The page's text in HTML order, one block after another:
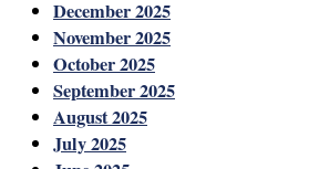
December 2025
November 2025
October 2025
September 2025
August 2025
July 2025